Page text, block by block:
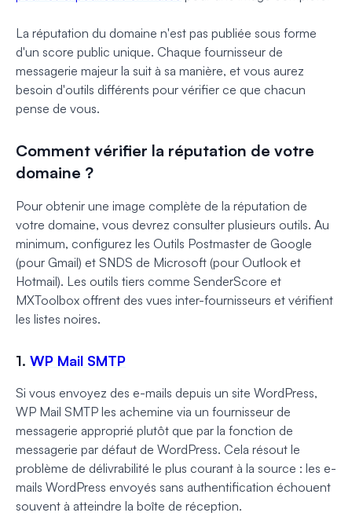
La réputation du domaine n'est pas publiée sous forme
d'un score public unique. Chaque fournisseur de
messagerie majeur la suit à sa manière, et vous aurez
besoin d'outils différents pour vérifier ce que chacun
pense de vous.
Comment vérifier la réputation de votre
domaine ?
Pour obtenir une image complète de la réputation de
votre domaine, vous devrez consulter plusieurs outils. Au
minimum, configurez les Outils Postmaster de Google
(pour Gmail) et SNDS de Microsoft (pour Outlook et
Hotmail). Les outils tiers comme SenderScore et
MXToolbox offrent des vues inter-fournisseurs et vérifient
les listes noires.
1. WP Mail SMTP
Si vous envoyez des e-mails depuis un site WordPress,
WP Mail SMTP les achemine via un fournisseur de
messagerie approprié plutôt que par la fonction de
messagerie par défaut de WordPress. Cela résout le
problème de délivrabilité le plus courant à la source : les e-
mails WordPress envoyés sans authentification échouent
souvent à atteindre la boîte de réception.